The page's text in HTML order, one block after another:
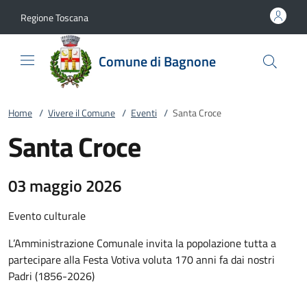
Regione Toscana
Comune di Bagnone
Home / Vivere il Comune / Eventi / Santa Croce
Santa Croce
03 maggio 2026
Evento culturale
L’Amministrazione Comunale invita la popolazione tutta a
partecipare alla Festa Votiva voluta 170 anni fa dai nostri
Padri (1856-2026)